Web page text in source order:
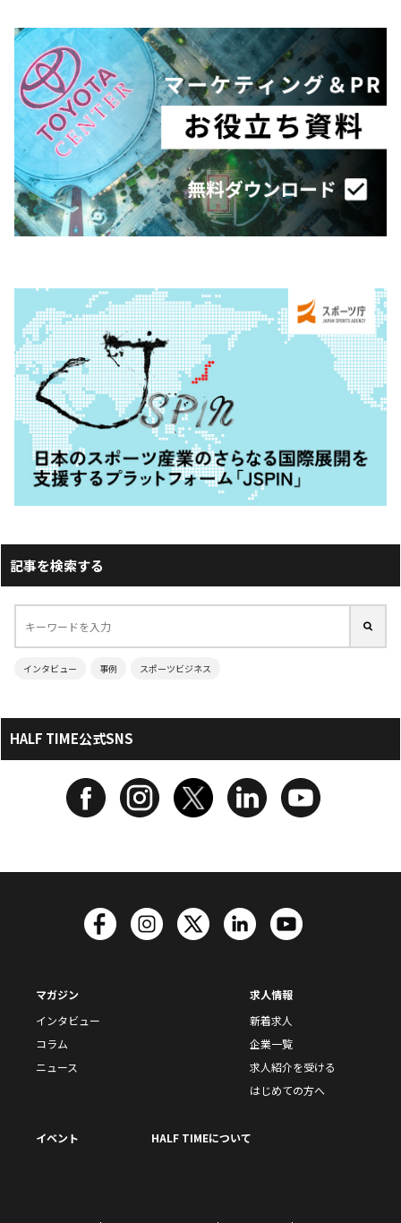
記事を検索する
インタビュー 事例 スポーツビジネス
HALF TIME公式SNS
マガジン
インタビュー
コラム
ニュース
求人情報
新着求人
企業一覧
求人紹介を受ける
はじめての方へ
イベント HALF TIMEについて